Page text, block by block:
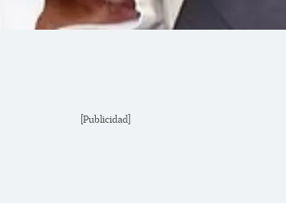
[Publicidad]